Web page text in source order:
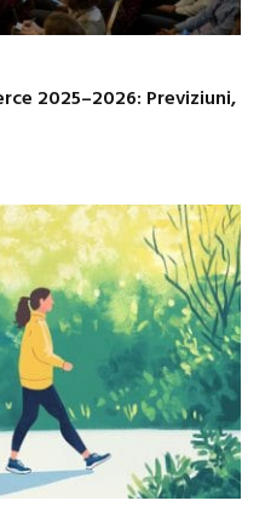
2025–2026: Previziuni,